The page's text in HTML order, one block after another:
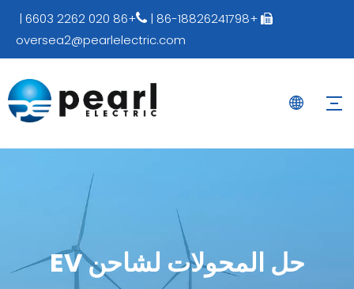

+86-18826241798 |

+86 020 2262 6603 |
oversea2@pearlelectric.com
حل المحولات لشاحن EV